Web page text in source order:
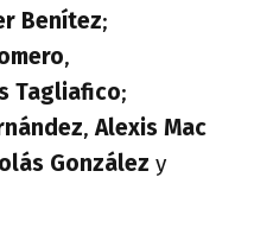
Benítez;
,
Tagliafico;
,Alexis Mac
González y